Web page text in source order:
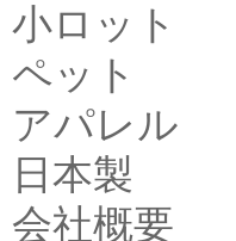
小ロット
ペット
アパレル
日本製
会社概要